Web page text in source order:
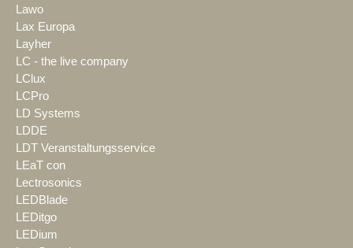
Lawo
Lax Europa
Layher
LC - the live company
LClux
LCPro
LD Systems
LDDE
LDT Veranstaltungsservice
LEaT con
Lectrosonics
LEDBlade
LEDitgo
LEDium